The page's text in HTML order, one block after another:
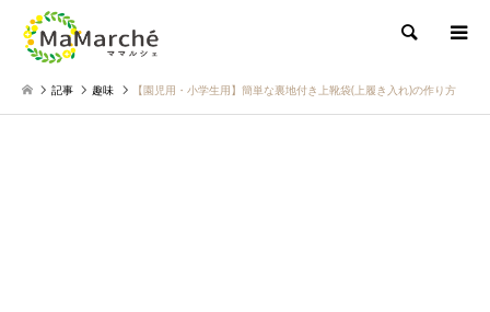
検索
記事 趣味 【園児用・小学生用】簡単な裏地付き上靴袋(上履き入れ)の作り方